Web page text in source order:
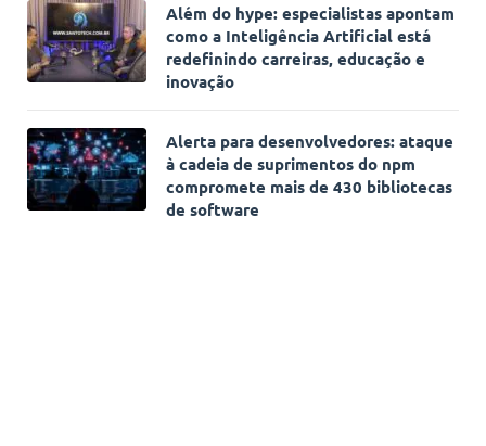
Além do hype: especialistas apontam
como a Inteligência Artificial está
redefinindo carreiras, educação e
inovação
Alerta para desenvolvedores: ataque
à cadeia de suprimentos do npm
compromete mais de 430 bibliotecas
de software